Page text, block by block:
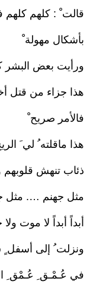
قالت ْ : كلهم كلهم
بأشكال مهولة ْ
ورأيت بعض البشر
هذا جزاء من قتل
فالأمر صريح ْ
هذا ماقلته ُ لي
ذئاب تنهش قلوبهم
مثل جهنم …. مثل
أبداً أبداً لا موت ولا
ونزلت ُ إلى أسفل
في عُـمْـق ِ عُـمْق